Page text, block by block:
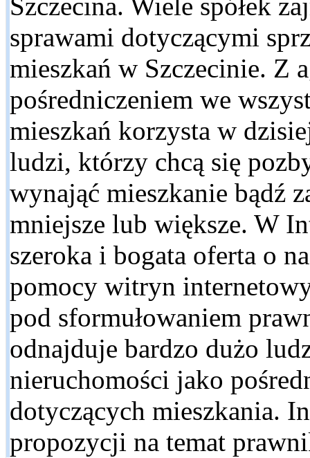
Szczecina. Wiele spółek
sprawami dotyczącymi
mieszkań w Szczecinie. Z
pośredniczeniem we
mieszkań korzysta w
ludzi, którzy chcą się
wynająć mieszkanie bądź
mniejsze lub większe. W
szeroka i bogata oferta o
pomocy witryn
pod sformułowaniem
odnajduje bardzo dużo
nieruchomości jako
dotyczących mieszkania.
propozycji na temat